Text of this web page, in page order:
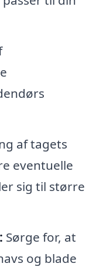
af tagets
eventuelle
sig til større
Sørge for, at
og blade